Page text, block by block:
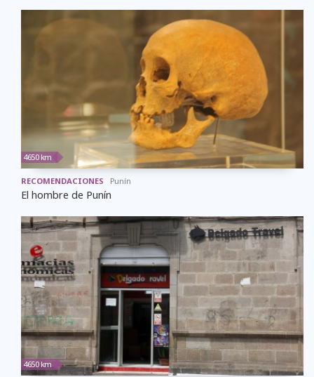
4650 km
RECOMENDACIONES Punín
El hombre de Punín
4650 km